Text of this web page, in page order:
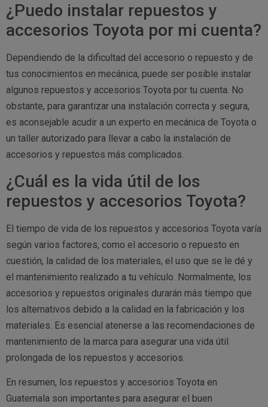
¿Puedo instalar repuestos y
accesorios Toyota por mi cuenta?
Dependiendo de la dificultad del accesorio o repuesto y de
tus conocimientos en mecánica, puede ser posible instalar
algunos repuestos y accesorios Toyota por tu cuenta. No
obstante, para garantizar una instalación correcta y segura,
es aconsejable acudir a un experto en mecánica de Toyota o
un taller autorizado para llevar a cabo la instalación de
accesorios y repuestos más complicados.
¿Cuál es la vida útil de los
repuestos y accesorios Toyota?
El tiempo de vida de los repuestos y accesorios Toyota varía
según varios factores, como el accesorio o repuesto en
cuestión, la calidad de los materiales, el uso que se le dé y
el mantenimiento realizado a tu vehículo. Normalmente, los
accesorios y repuestos originales durarán más tiempo que
los alternativos debido a la calidad en la fabricación y los
materiales. Es esencial atenerse a las recomendaciones de
mantenimiento de la marca para asegurar una vida útil
prolongada de los repuestos y accesorios.
En resumen, los repuestos y accesorios Toyota en
Guatemala son importantes para asegurar el buen